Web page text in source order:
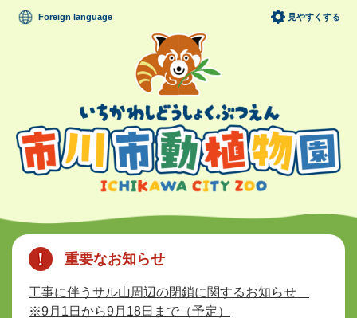
見やすくする
Foreign language
重要なお知らせ
工事に伴うサル山周辺の閉鎖に関するお知らせ
※9月1日から9月18日まで（予定）